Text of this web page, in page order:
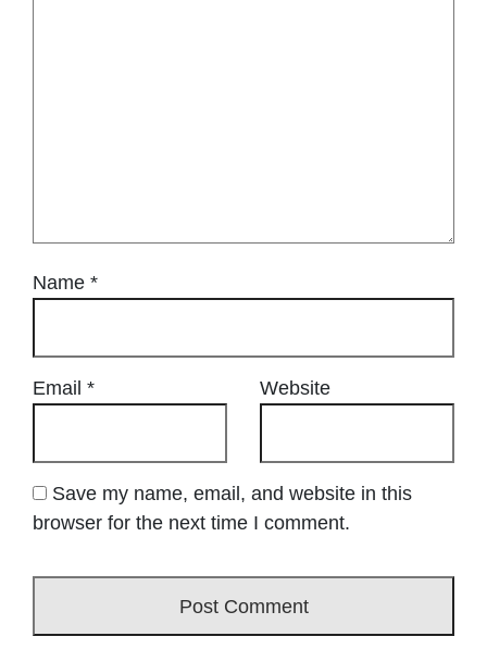
Name *
Email * Website
Save my name, email, and website in this
browser for the next time I comment.